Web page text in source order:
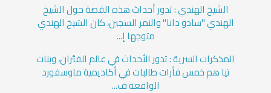
الشيخ الهندي : تدور أحداث هذه القصة حول الشيخ
الهندي "سادو دانا" والنمر السجين، كان الشيخ الهندي
متوجها إ...
المذكرات السرية : تدور الأحداث في عالم الفئران، وبنات
تيا هم خمس فأرات طالبات في أكاديمية ماوسفورد
الواقعة ف...